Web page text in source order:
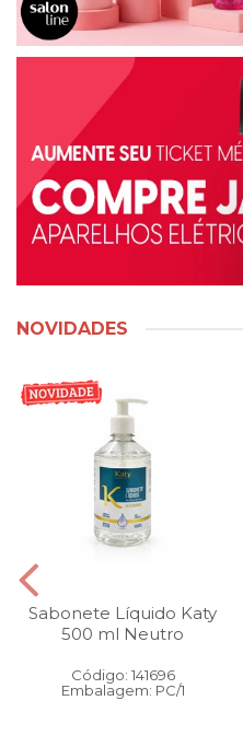
NOVIDADES
Sabonete Líquido Katy
500 ml Neutro
Código: 141696
Embalagem: PC/1